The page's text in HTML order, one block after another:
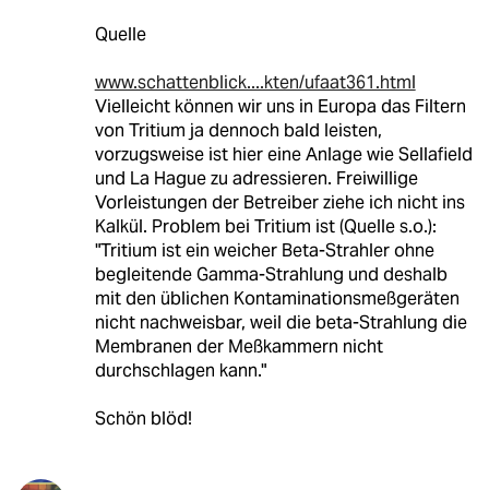
Quelle
www.schattenblick....kten/ufaat361.html
Vielleicht können wir uns in Europa das Filtern
von Tritium ja dennoch bald leisten,
vorzugsweise ist hier eine Anlage wie Sellafield
und La Hague zu adressieren. Freiwillige
Vorleistungen der Betreiber ziehe ich nicht ins
Kalkül. Problem bei Tritium ist (Quelle s.o.):
"Tritium ist ein weicher Beta-Strahler ohne
begleitende Gamma-Strahlung und deshalb
mit den üblichen Kontaminationsmeßgeräten
nicht nachweisbar, weil die beta-Strahlung die
Membranen der Meßkammern nicht
durchschlagen kann."
Schön blöd!